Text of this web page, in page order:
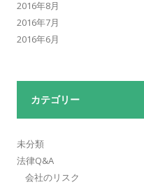
2016年8月
2016年7月
2016年6月
カテゴリー
未分類
法律Q&A
会社のリスク